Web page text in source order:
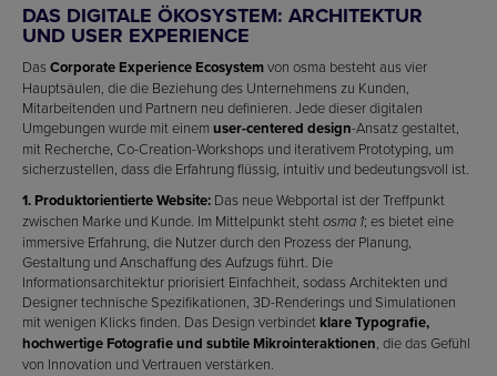
DAS DIGITALE ÖKOSYSTEM: ARCHITEKTUR
UND USER EXPERIENCE
Das Corporate Experience Ecosystemvon osma besteht aus vier
Hauptsäulen, die die Beziehung des Unternehmens zu Kunden,
Mitarbeitenden und Partnern neu definieren. Jede dieser digitalen
Umgebungen wurde mit einem user-centered design-Ansatz gestaltet,
mit Recherche, Co-Creation-Workshops und iterativem Prototyping, um
sicherzustellen, dass die Erfahrung flüssig, intuitiv und bedeutungsvoll ist.
1. Produktorientierte Website: Das neue Webportal ist der Treffpunkt
zwischen Marke und Kunde. Im Mittelpunkt stehtosma 1; es bietet eine
immersive Erfahrung, die Nutzer durch den Prozess der Planung,
Gestaltung und Anschaffung des Aufzugs führt. Die
Informationsarchitektur priorisiert Einfachheit, sodass Architekten und
Designer technische Spezifikationen, 3D-Renderings und Simulationen
mit wenigen Klicks finden. Das Design verbindet klare Typografie,
hochwertige Fotografie und subtile Mikrointeraktionen, die das Gefühl
von Innovation und Vertrauen verstärken.